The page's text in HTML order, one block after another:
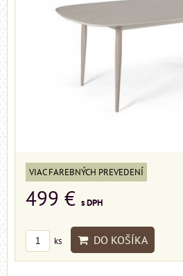
VIAC FAREBNÝCH PREVEDENÍ
499 € s DPH
ks DO KOŠÍKA